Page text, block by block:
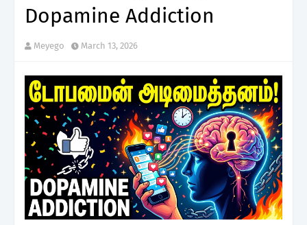
Dopamine Addiction
Meyego March 13, 2026